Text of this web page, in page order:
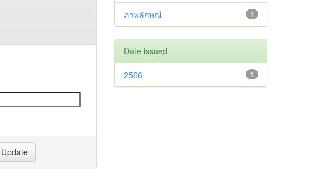
1
ภาพลักษณ์
Date issued
1
2566